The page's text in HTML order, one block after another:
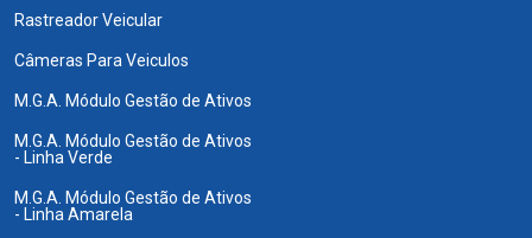
Rastreador Veicular
Câmeras Para Veiculos
M.G.A. Módulo Gestão de Ativos
M.G.A. Módulo Gestão de Ativos
- Linha Verde
M.G.A. Módulo Gestão de Ativos
- Linha Amarela